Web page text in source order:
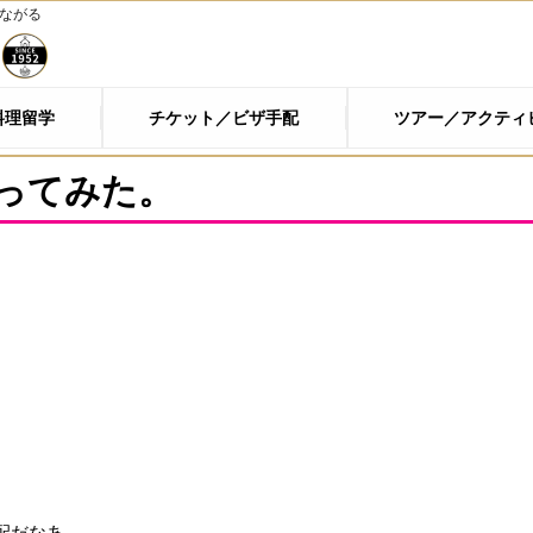
がる
理留学 チケット／ビザ手配 ツアー／アクティ
てみた。